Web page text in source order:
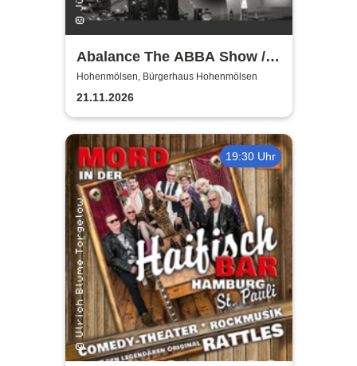
Abalance The ABBA Show /
Revival Show - a tribute to
ABBA
Hohenmölsen, Bürgerhaus Hohenmölsen
21.11.2026
19:30 Uhr